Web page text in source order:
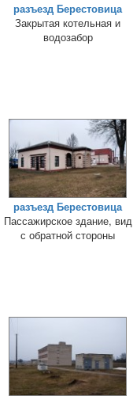
разъезд Берестовица
Закрытая котельная и
водозабор
разъезд Берестовица
Пассажирское здание, вид
с обратной стороны